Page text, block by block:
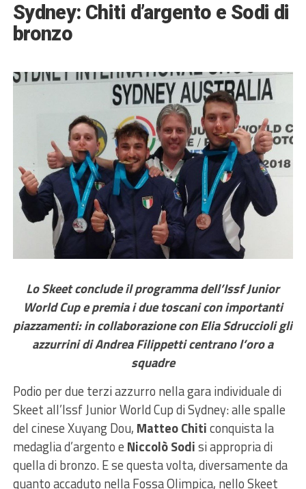
Sydney: Chiti d’argento e Sodi di
bronzo
Lo Skeet conclude il programma dell’Issf Junior
World Cup e premia i due toscani con importanti
piazzamenti: in collaborazione con Elia Sdruccioli gli
azzurrini di Andrea Filippetti centrano l’oro a
squadre
Podio per due terzi azzurro nella gara individuale di
Skeet all’Issf Junior World Cup di Sydney: alle spalle
del cinese Xuyang Dou, Matteo Chiticonquista la
medaglia d’argento e Niccolò Sodisi appropria di
quella di bronzo. E se questa volta, diversamente da
quanto accaduto nella Fossa Olimpica, nello Skeet